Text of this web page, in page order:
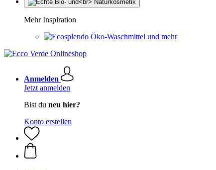
Mehr Inspiration
Öko-Waschmittel und mehr
Anmelden
Jetzt anmelden
Bist du neu hier?
Konto erstellen